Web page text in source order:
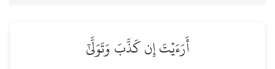
أَرَءَيۡتَ إِن كَذَّبَ وَتَوَلَّىٰٓ